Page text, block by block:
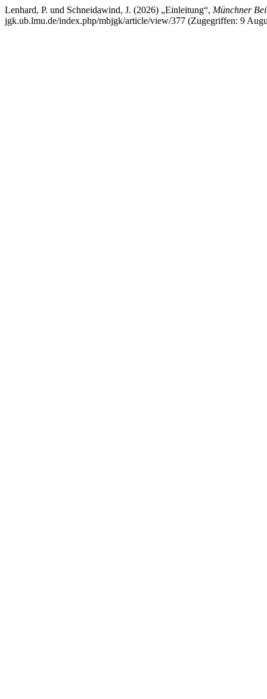
Lenhard, P. und Schneidawind, J. (2026) „Einleitung“, Münchner
jgk.ub.lmu.de/index.php/mbjgk/article/view/377 (Zugegriffen: 9